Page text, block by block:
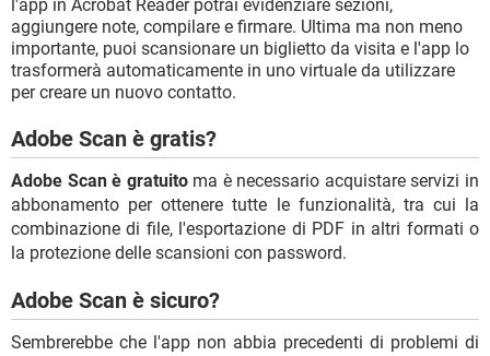
l'app in Acrobat Reader potrai evidenziare sezioni,
aggiungere note, compilare e firmare. Ultima ma non meno
importante, puoi scansionare un biglietto da visita e l'app lo
trasformerà automaticamente in uno virtuale da utilizzare
per creare un nuovo contatto.
Adobe Scan è gratis?
Adobe Scan è gratuitoma è necessario acquistare servizi in
abbonamento per ottenere tutte le funzionalità, tra cui la
combinazione di file, l'esportazione di PDF in altri formati o
la protezione delle scansioni con password.
Adobe Scan è sicuro?
Sembrerebbe che l'app non abbia precedenti di problemi di